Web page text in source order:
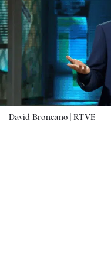
David Broncano |RTVE